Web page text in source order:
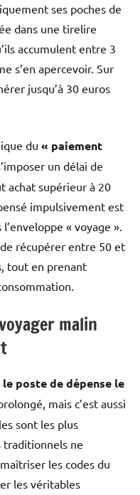
ses poches de
dans une tirelire
accumulent entre 3
s’en apercevoir. Sur
jusqu’à 30 euros
du « paiement
un délai de
achat supérieur à 20
impulsivement est
« voyage ».
récupérer entre 50 et
tout en prenant
malin
le poste de dépense le
mais c’est aussi
sont les plus
traditionnels ne
les codes du
les véritables